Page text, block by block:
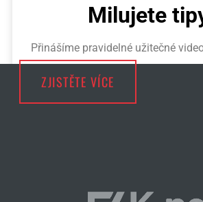
Milujete
Přinášíme pravidelné užitečné
ZJISTĚTE VÍCE